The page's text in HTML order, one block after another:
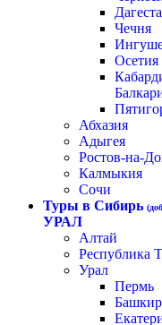
Чечня
Осетия
Абхазия
Адыгея
Ростов-на-
Калмыкия
Сочи
Туры в Сибирь
УРАЛ
Алтай
Республика
Урал
Пермь